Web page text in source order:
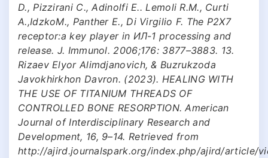
D., Pizzirani C., Adinolfi E.. Lemoli R.M., Curti
A.,IdzkoM., Panther E., Di Virgilio F. The P2X7
receptor:a key player in ИЛ-1 processing and
release. J. Immunol. 2006;176: 3877–3883. 13.
Rizaev Elyor Alimdjanovich, & Buzrukzoda
Javokhirkhon Davron. (2023). HEALING WITH
THE USE OF TITANIUM THREADS OF
CONTROLLED BONE RESORPTION. American
Journal of Interdisciplinary Research and
Development, 16, 9–14. Retrieved from
http://ajird.journalspark.org/index.php/ajird/article/